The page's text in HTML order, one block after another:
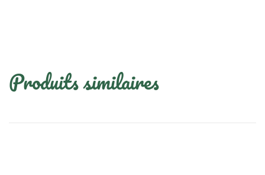
Produits similaires